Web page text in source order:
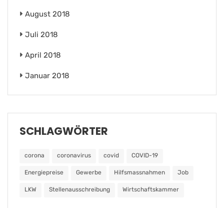
August 2018
Juli 2018
April 2018
Januar 2018
SCHLAGWÖRTER
corona coronavirus covid COVID-19
Energiepreise Gewerbe Hilfsmassnahmen Job
LKW Stellenausschreibung Wirtschaftskammer